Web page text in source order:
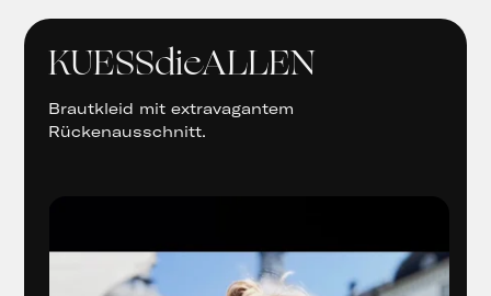
KUESSdieALLEN
Brautkleid mit extravagantem
Rückenausschnitt.